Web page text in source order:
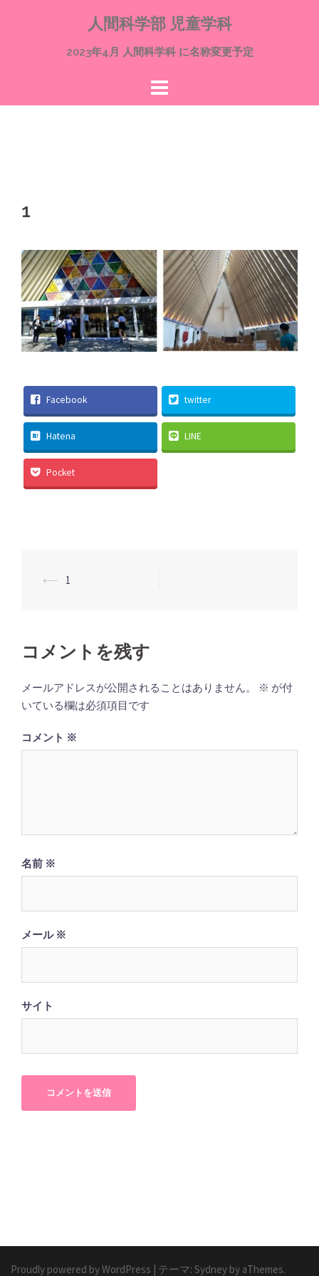
人間科学部 児童学科
2023年4月 人間科学科 に名称変更予定
1
Facebook twitter
Hatena LINE
Pocket
投
ビ
ゲ
ー
シ
ョ
ン
⟵ 1
コメントを残す
メールアドレスが公開されることはありません。 ※ が付
いている欄は必須項目です
コメント ※
名前 ※
メール ※
サイト
Proudly powered by WordPress | テーマ: Sydney by aThemes.